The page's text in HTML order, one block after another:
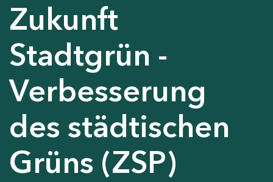
Zukunft
Stadtgrün -
Verbesserung
des städtischen
Grüns (ZSP)